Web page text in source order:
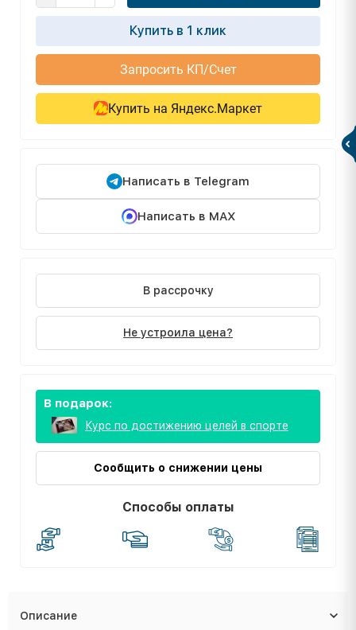
Купить в 1 клик
Запросить КП/Счет
Купить на Яндекс.Маркет
Написать в Telegram
Написать в MAX
В рассрочку
Не устроила цена?
В подарок:
Курс по достижению целей в спорте
Сообщить о снижении цены
Способы оплаты
Описание